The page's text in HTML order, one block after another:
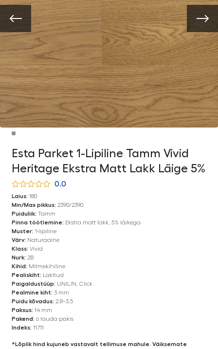
Esta Parket 1-Lipiline Tamm Vivid
Heritage Ekstra Matt Lakk Läige 5%
0.0
Laius: 180
Min/Max pikkus: 2390/2390
Puiduliik: Tamm
Pinna töötlemine: Ekstra matt lakk, 5% läikega
Muster: 1-lipiline
Värv: Naturaalne
Klass: Vivid
Nurk: 2B
Kihid: Mitmekihiline
Pealiskiht: Lakitud
Paigaldustüüp: UNILIN, Click
Pealmine kiht: 3 mm
Puidu kõvadus: 2.8–3.5
Paksus: 14 mm
Pakend: 6 lauda pakis
Indeks: 11711
*Lõplik hind kujuneb vastavalt tellimuse mahule. Väiksemate